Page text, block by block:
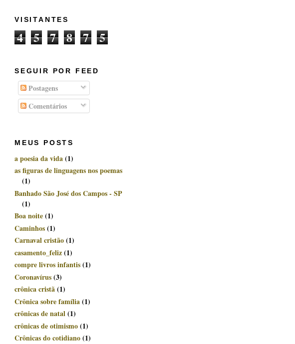
VISITANTES
4 5 7 8 7 5
SEGUIR POR FEED
Postagens
Comentários
MEUS POSTS
a poesia da vida(1)
as figuras de linguagens nos poemas
(1)
Banhado São José dos Campos - SP
(1)
Boa noite(1)
Caminhos(1)
Carnaval cristão(1)
casamento_feliz(1)
compre livros infantis(1)
Coronavírus(3)
crônica cristã(1)
Crônica sobre família(1)
crônicas de natal(1)
crônicas de otimismo(1)
Crônicas do cotidiano(1)